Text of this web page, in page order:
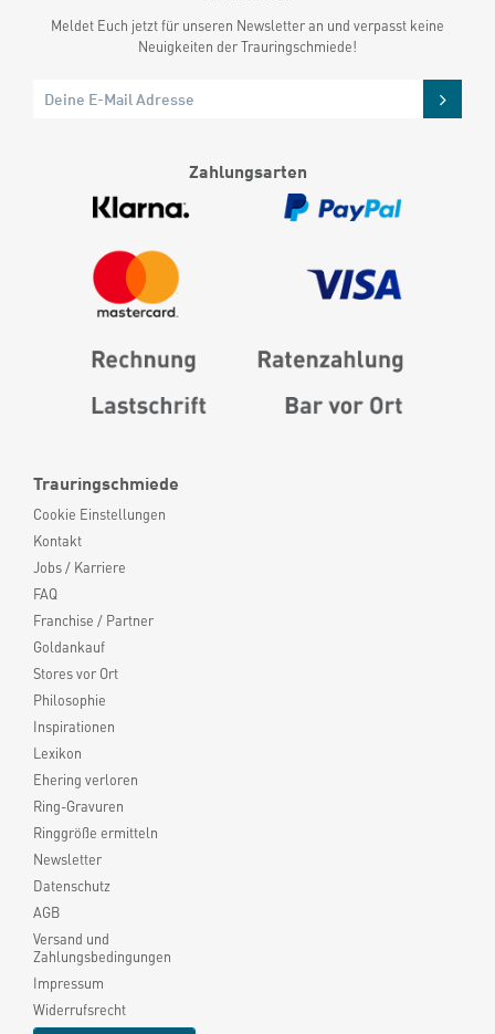
Trauringschmiede
Cookie Einstellungen
Kontakt
Jobs / Karriere
FAQ
Franchise / Partner
Goldankauf
Stores vor Ort
Philosophie
Inspirationen
Lexikon
Ehering verloren
Ring-Gravuren
Ringgröße ermitteln
Newsletter
Datenschutz
AGB
Versand und
Zahlungsbedingungen
Impressum
Widerrufsrecht
Meldet Euch jetzt für unseren Newsletter an und verpasst keine
Neuigkeiten der Trauringschmiede!
Zahlungsarten